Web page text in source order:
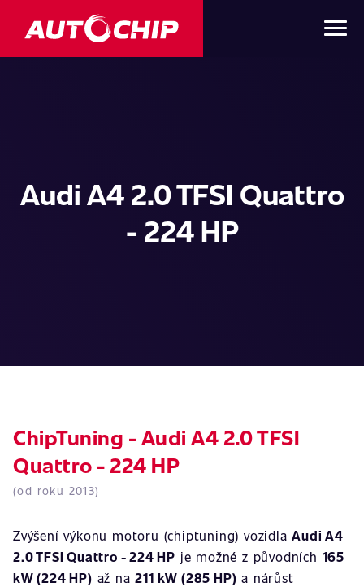
Audi A4 2.0 TFSI Quattro
- 224 HP
ChipTuning - Audi A4 2.0 TFSI
Quattro - 224 HP
(od roku 2013)
Zvýšení výkonu motoru (chiptuning) vozidlaAudi A4
2.0 TFSI Quattro - 224 HP je možné z původních 165
kW (224 HP) až na211 kW (285 HP) a nárůst